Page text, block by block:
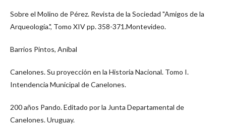
Sobre el Molino de Pérez. Revista de la Sociedad "Amigos de la
Arqueología.", Tomo XIV pp. 358-371.Montevideo.
Barrios Pintos, Aníbal
Canelones. Su proyección en la Historia Nacional. Tomo I.
Intendencia Municipal de Canelones.
200 años Pando. Editado por la Junta Departamental de
Canelones. Uruguay.